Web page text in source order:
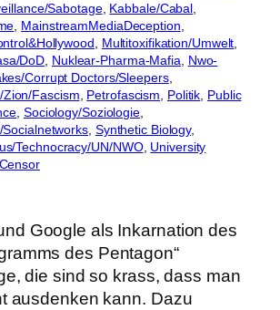
Sabotage, Kabbale/Cabal
MainstreamMediaDeception
Multitoxifikation/Umwelt
DoD Nuklear-Pharma-Mafia
Nwo-
Corrupt Doctors/Sleepers
Fascism Petrofascism Politik Public
Sociology/Soziologie
Synthetic Biology
Technocracy/UN/NWO, University
Google als Inkarnation des
des Pentagon“
die sind so krass, dass man
ausdenken kann. Dazu